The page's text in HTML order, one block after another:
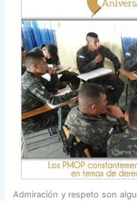
Admiración y respeto son